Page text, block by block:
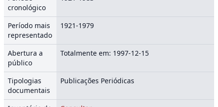
cronológico
Período mais
representado
1921-1979
Abertura a
público
Totalmente em: 1997-12-15
Tipologias
documentais
Publicações Periódicas